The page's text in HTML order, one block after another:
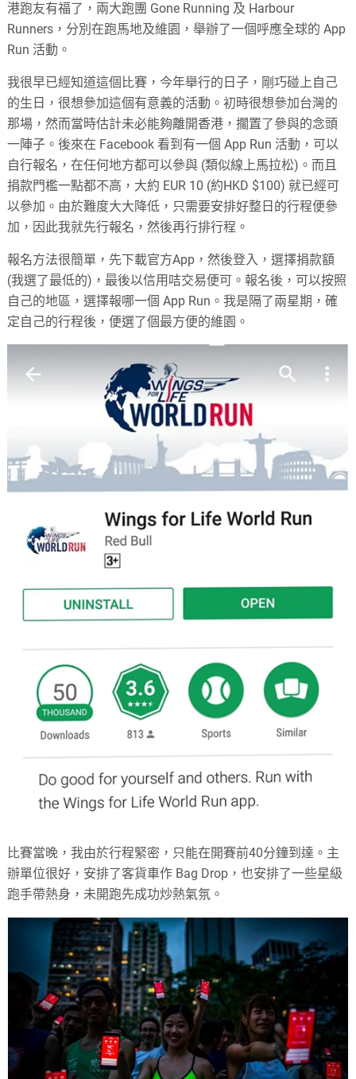
港跑友有福了，兩大跑團 Gone Running 及 Harbour
Runners，分別在跑馬地及維園，舉辦了一個呼應全球的 App
Run 活動。
我很早已經知道這個比賽，今年舉行的日子，剛巧碰上自己
的生日，很想參加這個有意義的活動。初時很想參加台灣的
那場，然而當時估計未必能夠離開香港，擱置了參與的念頭
一陣子。後來在 Facebook 看到有一個 App Run 活動，可以
自行報名，在任何地方都可以參與 (類似線上馬拉松)。而且
捐款門檻一點都不高，大約 EUR 10 (約HKD $100) 就已經可
以參加。由於難度大大降低，只需要安排好整日的行程便參
加，因此我就先行報名，然後再行排行程。
報名方法很簡單，先下載官方App，然後登入，選擇捐款額
(我選了最低的)，最後以信用咭交易便可。報名後，可以按照
自己的地區，選擇報哪一個 App Run。我是隔了兩星期，確
定自己的行程後，便選了個最方便的維園。
比賽當晚，我由於行程緊密，只能在開賽前40分鐘到達。主
辦單位很好，安排了客貨車作 Bag Drop，也安排了一些星級
跑手帶熱身，未開跑先成功炒熱氣氛。